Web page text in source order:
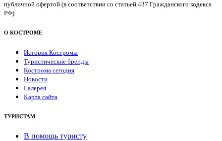
публичной офертой (в соответствии со статьей 437 Гражданского кодекса
РФ).
О КОСТРОМЕ
История Костромы
Туристические бренды
Кострома сегодня
Новости
Галерея
Карта сайта
ТУРИСТАМ
В помощь туристу